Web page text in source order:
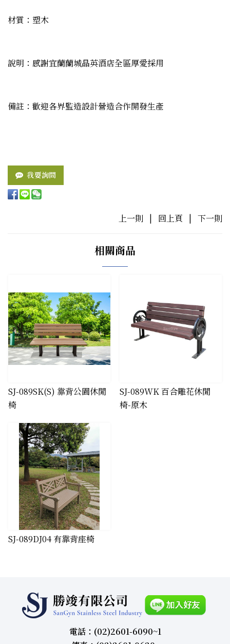
材質：塑木
說明：感謝宜蘭蘭城晶英酒店全區厚愛採用
備註：歡迎各界監造設計營造合作開發生產
我要詢問
上一則 | 回上頁 | 下一則
相關商品
SJ-089SK(S) 靠背公園休閒
椅
SJ-089WK 百合雕花休閒
椅-原木
SJ-089DJ04 有靠背座椅
電話：(02)2601-6090~1